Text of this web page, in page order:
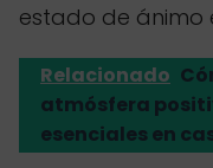
estado de ánimo
Relacionado
atmósfera
esenciales en